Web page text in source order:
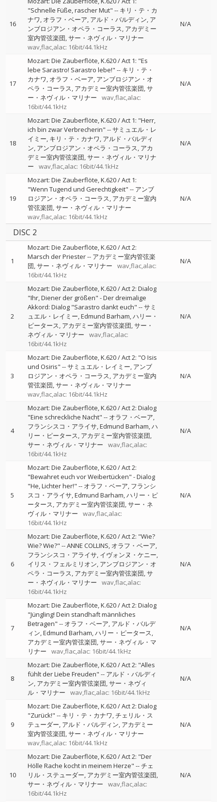
16
"Schnelle Füße, rascher Mut" -- キリ・テ・カ
ナワ オラフ・ベーア アルド・バルディン ア
ンブロジアン・オペラ・コーラス アカデミー
室内管弦楽団 サー・ネヴィル・マリナー
wav,flac,alac: 16bit/44.1kHz
N/A
17
Mozart: Die Zauberflöte, K.620 / Act 1: "Es
lebe Sarastro! Sarastro lebe!" -- キリ・テ・
カナワ オラフ・ベーア アンブロジアン・オ
ペラ・コーラス アカデミー室内管弦楽団 サ
ー・ネヴィル・マリナー
wav,flac,alac:
16bit/44.1kHz
N/A
18
Mozart: Die Zauberflöte, K.620 / Act 1: "Herr,
ich bin zwar Verbrecherin" --サミュエル・レ
イミー キリ・テ・カナワ アルド・バルディ
ン アンブロジアン・オペラ・コーラス アカ
デミー室内管弦楽団 サー・ネヴィル・マリナ
ー
wav,flac,alac: 16bit/44.1kHz
N/A
19
Mozart: Die Zauberflöte, K.620 / Act 1:
"Wenn Tugend und Gerechtigkeit" -- アンブ
ロジアン・オペラ・コーラス アカデミー室内
管弦楽団 サー・ネヴィル・マリナー
wav,flac,alac: 16bit/44.1kHz
N/A
DISC 2
1
Mozart: Die Zauberflöte, K.620 / Act 2:
Marsch der Priester-- アカデミー室内管弦楽
団 サー・ネヴィル・マリナー
wav,flac,alac:
16bit/44.1kHz
N/A
2
Mozart: Die Zauberflöte, K.620 / Act 2: Dialog
"Ihr, Diener der größen" - Der dreimalige
Akkord: Dialog "Sarastro dankt euch" --サミ
ュエル・レイミー Edmund Barham ハリー・
ピータース アカデミー室内管弦楽団 サー・
ネヴィル・マリナー
wav,flac,alac:
16bit/44.1kHz
N/A
3
Mozart: Die Zauberflöte, K.620 / Act 2: "O Isis
und Osiris" --サミュエル・レイミー アンブ
ロジアン・オペラ・コーラス アカデミー室内
管弦楽団 サー・ネヴィル・マリナー
wav,flac,alac: 16bit/44.1kHz
N/A
4
Mozart: Die Zauberflöte, K.620 / Act 2: Dialog
"Eine schreckliche Nacht" -- オラフ・ベーア
フランシスコ・アライサ Edmund Barham ハ
リー・ピータース アカデミー室内管弦楽団
サー・ネヴィル・マリナー
wav,flac,alac:
16bit/44.1kHz
N/A
5
Mozart: Die Zauberflöte, K.620 / Act 2:
"Bewahret euch vor Weibertücken" - Dialog
"He, Lichter her!" -- オラフ・ベーア フランシ
スコ・アライサ Edmund Barham ハリー・ピ
ータース アカデミー室内管弦楽団 サー・ネ
ヴィル・マリナー
wav,flac,alac:
16bit/44.1kHz
N/A
6
Mozart: Die Zauberflöte, K.620 / Act 2: "Wie?
Wie? Wie?" --ANNE COLLINS オラフ・ベーア
フランシスコ・アライサ イヴォンヌ・ケニー
イリス・フェルミリオン アンブロジアン・オ
ペラ・コーラス アカデミー室内管弦楽団 サ
ー・ネヴィル・マリナー
wav,flac,alac:
16bit/44.1kHz
N/A
7
Mozart: Die Zauberflöte, K.620 / Act 2: Dialog
"Jüngling! Dein standhaft männliches
Betragen" -- オラフ・ベーア アルド・バルデ
ィン Edmund Barham ハリー・ピータース
アカデミー室内管弦楽団 サー・ネヴィル・マ
リナー
wav,flac,alac: 16bit/44.1kHz
N/A
8
Mozart: Die Zauberflöte, K.620 / Act 2: "Alles
fühlt der Liebe Freuden" -- アルド・バルディ
ン アカデミー室内管弦楽団 サー・ネヴィ
ル・マリナー
wav,flac,alac: 16bit/44.1kHz
N/A
9
Mozart: Die Zauberflöte, K.620 / Act 2: Dialog
"Zurück!" -- キリ・テ・カナワ チェリル・ス
テューダー アルド・バルディン アカデミー
室内管弦楽団 サー・ネヴィル・マリナー
wav,flac,alac: 16bit/44.1kHz
N/A
10
Mozart: Die Zauberflöte, K.620 / Act 2: "Der
Hölle Rache kocht in meinem Herze" --チェ
リル・ステューダー アカデミー室内管弦楽団
サー・ネヴィル・マリナー
wav,flac,alac:
16bit/44.1kHz
N/A